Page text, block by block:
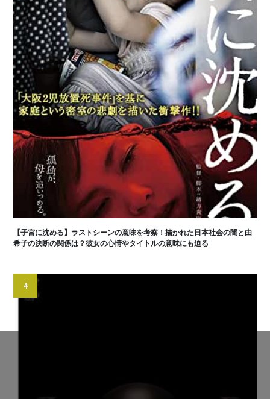
【子宮に沈める】ラストシーンの意味を考察！描かれた日本社会の闇と由
希子の決断の関係は？彼女の心情やタイトルの意味にも迫る
4